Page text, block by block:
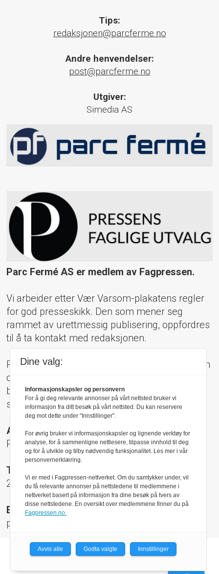
Tips:
redaksjonen@parcferme.no
Andre henvendelser:
post@parcferme.no
Utgiver:
Simedia AS
Parc Fermé AS er medlem av Fagpressen.
Vi arbeider etter Vær Varsom-plakatens regler
for god presseskikk. Den som mener seg
rammet av urettmessig publisering, oppfordres
til å ta kontakt med redaksjonen.
Pressens Faglige Utvalg (PFU) er et klageorgan
oppnevnt av Norsk Presseforbund som
behandler klager mot mediene i presseetiske
spørsmål.
Adresse:
Rådhusgt 17, 0158 Oslo
Telefon:
22 40 50 40
E-post:
pfu@presse.no
Dine valg:
Informasjonskapsler og personvern
For å gi deg relevante annonser på vårt nettsted bruker vi
informasjon fra ditt besøk på vårt nettsted. Du kan reservere
deg mot dette under "Innstillinger".
For øvrig bruker vi informasjonskapsler og lignende verktøy for
analyse, for å sammenligne nettlesere, tilpasse innhold til deg
og for å utvikle og tilby nødvendig funksjonalitet. Les mer i vår
personvernerklæring.
Vi er med i Fagpressen-nettverket. Om du samtykker under, vil
du få relevante annonser på nettstedene til medlemmene i
nettverket basert på informasjon fra dine besøk på tvers av
disse nettstedene. En oversikt over medlemmene finner du på
Fagpressen.no.
Avvis alle Godta valgte Innstillinger